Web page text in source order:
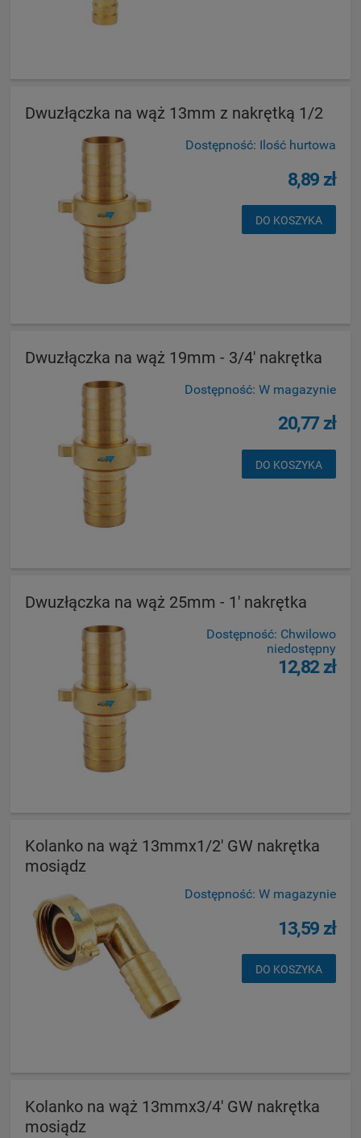
Dwuzłączka na wąż 13mm z nakrętką 1/2
Dostępność: Ilość hurtowa
8,89 zł
DO KOSZYKA
Dwuzłączka na wąż 19mm - 3/4' nakrętka
Dostępność: W magazynie
20,77 zł
DO KOSZYKA
Dwuzłączka na wąż 25mm - 1' nakrętka
Dostępność: Chwilowo
niedostępny
12,82 zł
Kolanko na wąż 13mmx1/2' GW nakrętka
mosiądz
Dostępność: W magazynie
13,59 zł
DO KOSZYKA
Kolanko na wąż 13mmx3/4' GW nakrętka
mosiądz